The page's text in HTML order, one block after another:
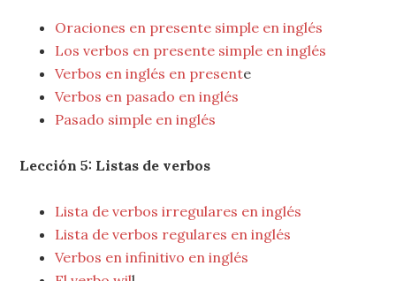
Oraciones en presente simple en inglés
Los verbos en presente simple en inglés
Verbos en inglés en presente
Verbos en pasado en inglés
Pasado simple en inglés
Lección 5: Listas de verbos
Lista de verbos irregulares en inglés
Lista de verbos regulares en inglés
Verbos en infinitivo en inglés